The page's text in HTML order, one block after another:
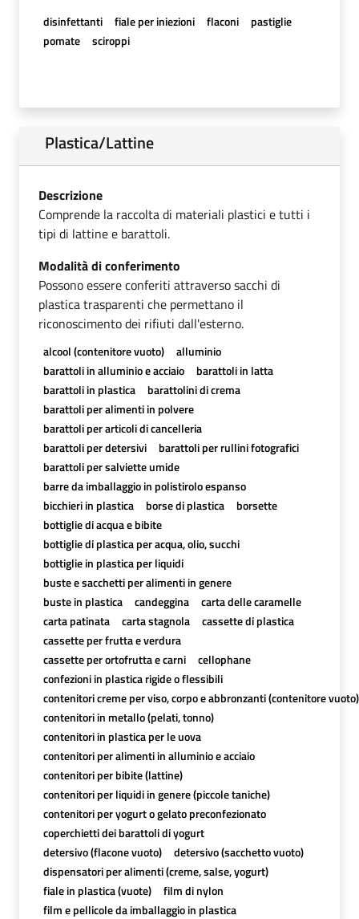
disinfettanti fiale per iniezioni flaconi
pastiglie
pomate
sciroppi
Plastica/Lattine
Descrizione
Comprende la raccolta di materiali plastici e tutti i
tipi di lattine e barattoli.
Modalità di conferimento
Possono essere conferiti attraverso sacchi di
plastica trasparenti che permettano il
riconoscimento dei rifiuti dall'esterno.
alcool (contenitore vuoto)
alluminio
barattoli in alluminio e acciaio
barattoli in latta
barattoli in plastica
barattolini di crema
barattoli per alimenti in polvere
barattoli per articoli di cancelleria
barattoli per detersivi
barattoli per rullini fotografici
barattoli per salviette umide
barre da imballaggio in polistirolo espanso
bicchieri in plastica
borse di plastica
borsette
bottiglie di acqua e bibite
bottiglie di plastica per acqua, olio, succhi
bottiglie in plastica per liquidi
buste e sacchetti per alimenti in genere
buste in plastica
candeggina
carta delle caramelle
carta patinata
carta stagnola
cassette di plastica
cassette per frutta e verdura
cassette per ortofrutta e carni
cellophane
confezioni in plastica rigide o flessibili
contenitori creme per viso, corpo e abbronzanti (contenitore vuoto)
contenitori in metallo (pelati, tonno)
contenitori in plastica per le uova
contenitori per alimenti in alluminio e acciaio
contenitori per bibite (lattine)
contenitori per liquidi in genere (piccole taniche)
contenitori per yogurt o gelato preconfezionato
coperchietti dei barattoli di yogurt
detersivo (flacone vuoto)
detersivo (sacchetto vuoto)
dispensatori per alimenti (creme, salse, yogurt)
fiale in plastica (vuote)
film di nylon
film e pellicole da imballaggio in plastica